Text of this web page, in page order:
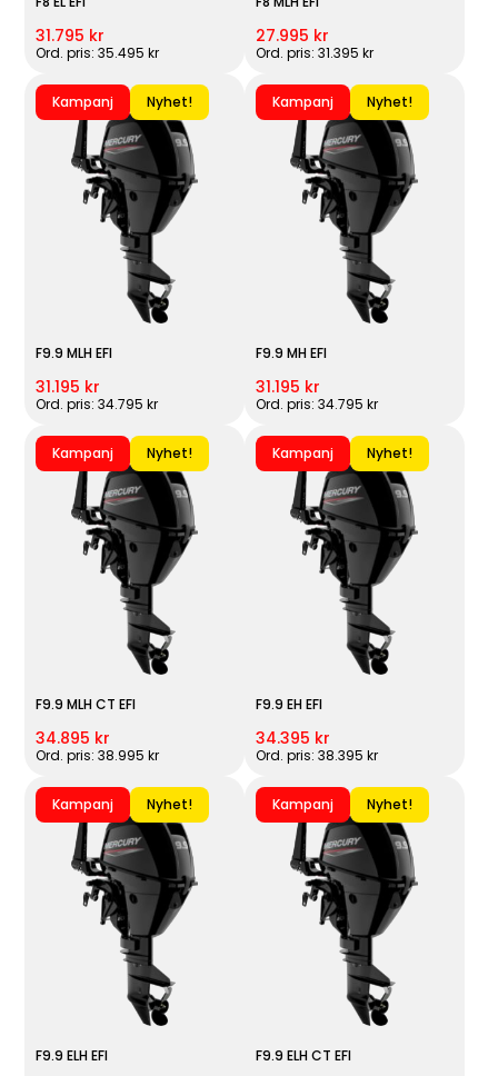
31.795 kr
Ord. pris: 35.495 kr
27.995 kr
Ord. pris: 31.395 kr
Kampanj Nyhet!
F9.9 MLH EFI
31.195 kr
Ord. pris: 34.795 kr
Kampanj Nyhet!
F9.9 MH EFI
31.195 kr
Ord. pris: 34.795 kr
Kampanj Nyhet!
F9.9 MLH CT EFI
34.895 kr
Ord. pris: 38.995 kr
Kampanj Nyhet!
F9.9 EH EFI
34.395 kr
Ord. pris: 38.395 kr
Kampanj Nyhet!
F9.9 ELH EFI
Kampanj Nyhet!
F9.9 ELH CT EFI